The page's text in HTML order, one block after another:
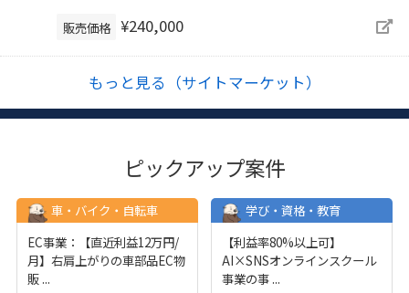
販売価格 ¥240,000
もっと見る（サイトマーケット）
ピックアップ案件
車・バイク・自転車
EC事業：【直近利益12万円/
月】右肩上がりの車部品EC物
販 ...
学び・資格・教育
【利益率80%以上可】
AI×SNSオンラインスクール
事業の事 ...